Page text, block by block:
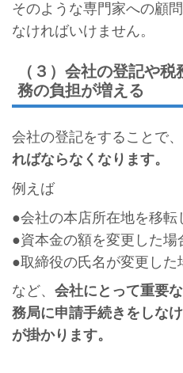
そのような専門家への顧
なければいけません。
（３）会社の登記や
務の負担が増える
会社の登記をすることで、
ればならなくなります。
例えば
●会社の本店所在地を移転
●資本金の額を変更した場
●取締役の氏名が変更した
など、 会社にとって重要
務局に申請手続きをしな
が掛かります。